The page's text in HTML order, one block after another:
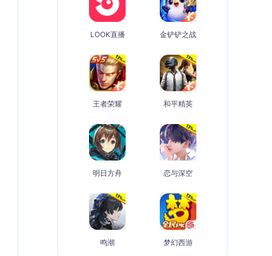
LOOK直播 金铲铲之战
王者荣耀 和平精英
明日方舟 恋与深空
鸣潮 梦幻西游